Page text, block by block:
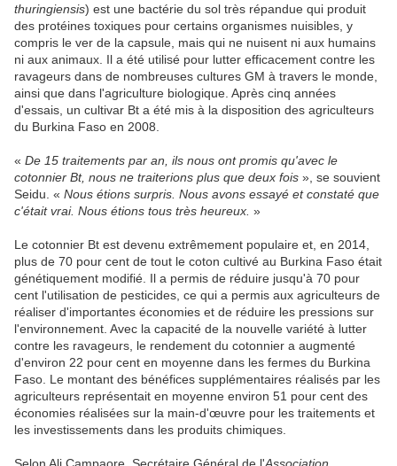
thuringiensis) est une bactérie du sol très répandue qui produit
des protéines toxiques pour certains organismes nuisibles, y
compris le ver de la capsule, mais qui ne nuisent ni aux humains
ni aux animaux. Il a été utilisé pour lutter efficacement contre les
ravageurs dans de nombreuses cultures GM à travers le monde,
ainsi que dans l'agriculture biologique. Après cinq années
d'essais, un cultivar Bt a été mis à la disposition des agriculteurs
du Burkina Faso en 2008.
« De 15 traitements par an, ils nous ont promis qu'avec le
cotonnier Bt, nous ne traiterions plus que deux fois », se souvient
Seidu. « Nous étions surpris. Nous avons essayé et constaté que
c'était vrai. Nous étions tous très heureux. »
Le cotonnier Bt est devenu extrêmement populaire et, en 2014,
plus de 70 pour cent de tout le coton cultivé au Burkina Faso était
génétiquement modifié. Il a permis de réduire jusqu'à 70 pour
cent l'utilisation de pesticides, ce qui a permis aux agriculteurs de
réaliser d'importantes économies et de réduire les pressions sur
l'environnement. Avec la capacité de la nouvelle variété à lutter
contre les ravageurs, le rendement du cotonnier a augmenté
d'environ 22 pour cent en moyenne dans les fermes du Burkina
Faso. Le montant des bénéfices supplémentaires réalisés par les
agriculteurs représentait en moyenne environ 51 pour cent des
économies réalisées sur la main-d'œuvre pour les traitements et
les investissements dans les produits chimiques.